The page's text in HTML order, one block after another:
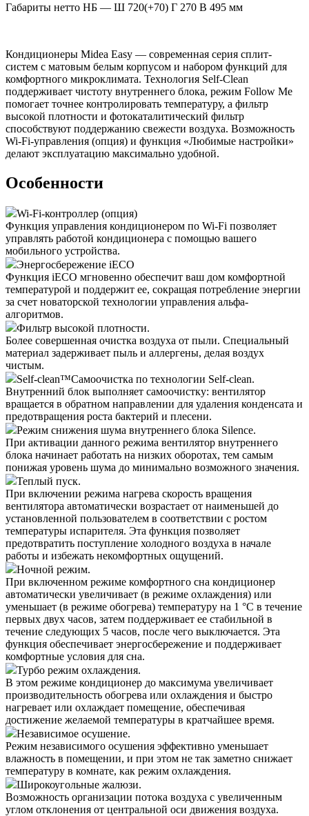
Габариты нетто НБ — Ш 720(+70) Г 270 В 495 мм
Кондиционеры Midea Easy — современная серия сплит-
систем с матовым белым корпусом и набором функций для
комфортного микроклимата. Технология Self-Clean
поддерживает чистоту внутреннего блока, режим Follow Me
помогает точнее контролировать температуру, а фильтр
высокой плотности и фотокаталитический фильтр
способствуют поддержанию свежести воздуха. Возможность
Wi-Fi-управления (опция) и функция «Любимые настройки»
делают эксплуатацию максимально удобной.
Особенности
Wi-Fi-контроллер (опция)
Функция управления кондиционером по Wi-Fi позволяет
управлять работой кондиционера с помощью вашего
мобильного устройства.
Энергосбережение iЕСО
Функция iECO мгновенно обеспечит ваш дом комфортной
температурой и поддержит ее, сокращая потребление энергии
за счет новаторской технологии управления альфа-
алгоритмов.
Фильтр высокой плотности.
Более совершенная очистка воздуха от пыли. Специальный
материал задерживает пыль и аллергены, делая воздух
чистым.
Self-clean™Самоочистка по технологии Self-clean.
Внутренний блок выполняет самоочистку: вентилятор
вращается в обратном направлении для удаления конденсата и
предотвращения роста бактерий и плесени.
Режим снижения шума внутреннего блока Silence.
При активации данного режима вентилятор внутреннего
блока начинает работать на низких оборотах, тем самым
понижая уровень шума до минимально возможного значения.
Теплый пуск.
При включении режима нагрева скорость вращения
вентилятора автоматически возрастает от наименьшей до
установленной пользователем в соответствии с ростом
температуры испарителя. Эта функция позволяет
предотвратить поступление холодного воздуха в начале
работы и избежать некомфортных ощущений.
Ночной режим.
При включенном режиме комфортного сна кондиционер
автоматически увеличивает (в режиме охлаждения) или
уменьшает (в режиме обогрева) температуру на 1 °С в течение
первых двух часов, затем поддерживает ее стабильной в
течение следующих 5 часов, после чего выключается. Эта
функция обеспечивает энергосбережение и поддерживает
комфортные условия для сна.
Турбо режим охлаждения.
В этом режиме кондиционер до максимума увеличивает
производительность обогрева или охлаждения и быстро
нагревает или охлаждает помещение, обеспечивая
достижение желаемой температуры в кратчайшее время.
Независимое осушение.
Режим независимого осушения эффективно уменьшает
влажность в помещении, и при этом не так заметно снижает
температуру в комнате, как режим охлаждения.
Широкоугольные жалюзи.
Возможность организации потока воздуха с увеличенным
углом отклонения от центральной оси движения воздуха.